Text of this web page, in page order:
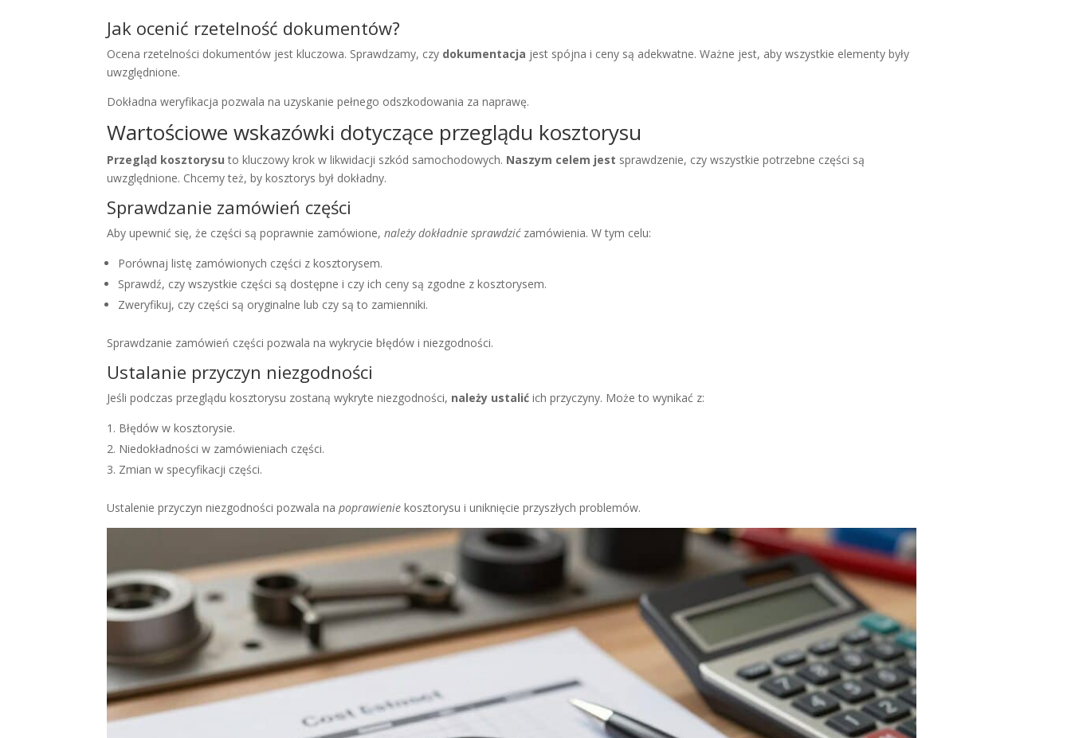
Jak ocenić rzetelność dokumentów?
Ocena rzetelności dokumentów jest kluczowa. Sprawdzamy, czy dokumentacja jest spójna i ceny są adekwatne. Ważne jest, aby wszystkie elementy były
uwzględnione.
Dokładna weryfikacja pozwala na uzyskanie pełnego odszkodowania za naprawę.
Wartościowe wskazówki dotyczące przeglądu kosztorysu
Przegląd kosztorysu to kluczowy krok w likwidacji szkód samochodowych. Naszym celem jest sprawdzenie, czy wszystkie potrzebne części są
uwzględnione. Chcemy też, by kosztorys był dokładny.
Sprawdzanie zamówień części
Aby upewnić się, że części są poprawnie zamówione,należy dokładnie sprawdzićzamówienia. W tym celu:
Porównaj listę zamówionych części z kosztorysem.
Sprawdź, czy wszystkie części są dostępne i czy ich ceny są zgodne z kosztorysem.
Zweryfikuj, czy części są oryginalne lub czy są to zamienniki.
Sprawdzanie zamówień części pozwala na wykrycie błędów i niezgodności.
Ustalanie przyczyn niezgodności
Jeśli podczas przeglądu kosztorysu zostaną wykryte niezgodności, należy ustalić ich przyczyny. Może to wynikać z:
Błędów w kosztorysie.
Niedokładności w zamówieniach części.
Zmian w specyfikacji części.
Ustalenie przyczyn niezgodności pozwala napoprawienie kosztorysu i uniknięcie przyszłych problemów.